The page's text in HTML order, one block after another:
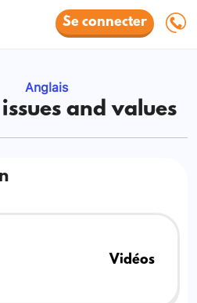
Se connecter
Anglais
and values
Vidéos